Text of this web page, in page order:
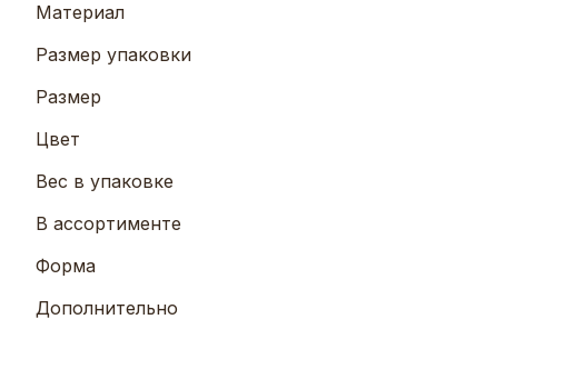
Материал
Размер упаковки
Размер
Цвет
Вес в упаковке
В ассортименте
Форма
Дополнительно